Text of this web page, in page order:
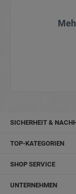
SICHERHEIT &
TOP-KATEGORIEN
SHOP SERVICE
UNTERNEHMEN